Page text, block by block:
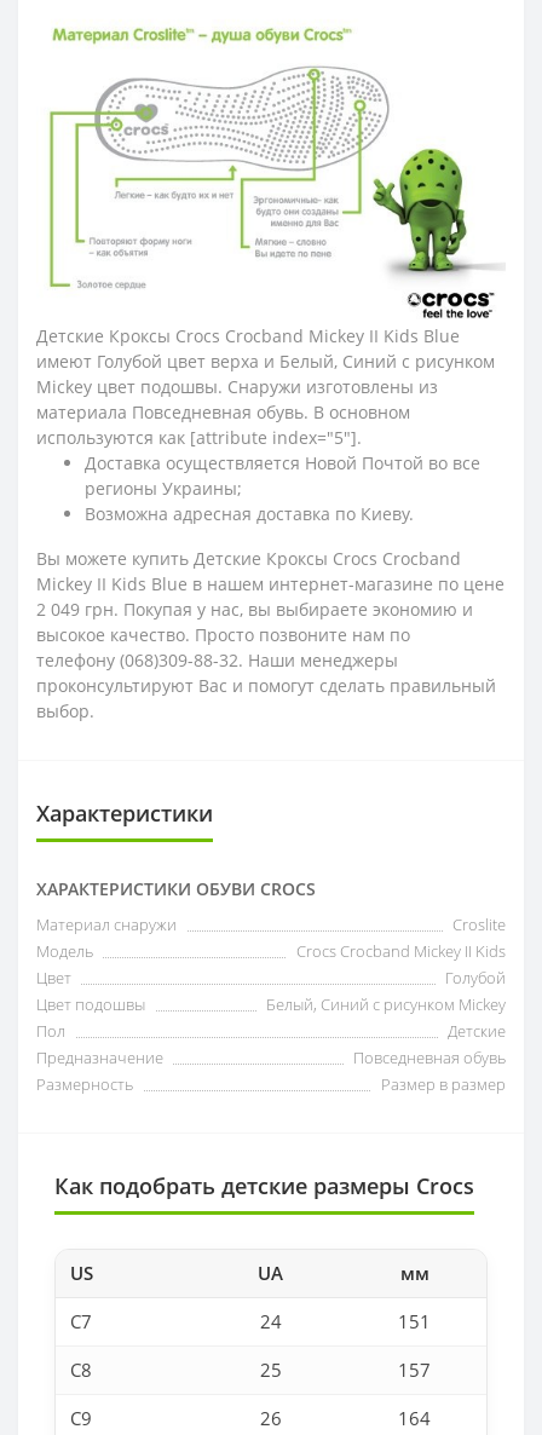
Детские Кроксы Crocs Crocband Mickey ІI Kids Blue
имеют Голубой цвет верха и Белый, Синий с рисунком
Mickey цвет подошвы. Снаружи изготовлены из
материала Повседневная обувь. В основном
используются как [attribute index="5"].
Доставка осуществляется Новой Почтой во все
регионы Украины;
Возможна адресная доставка по Киеву.
Вы можете купить Детские Кроксы Crocs Crocband
Mickey ІI Kids Blue в нашем интернет-магазине по цене
2 049 грн. Покупая у нас, вы выбираете экономию и
высокое качество. Просто позвоните нам по
телефону (068)309-88-32. Наши менеджеры
проконсультируют Вас и помогут сделать правильный
выбор.
Характеристики
ХАРАКТЕРИСТИКИ ОБУВИ CROCS
Материал снаружи
Croslite
Модель
Crocs Crocband Mickey ІI Kids
Цвет
Голубой
Цвет подошвы
Белый, Синий с рисунком Mickey
Пол
Детские
Предназначение
Повседневная обувь
Размерность
Размер в размер
Как подобрать детские размеры Crocs
US UA
мм
C7
24
151
C8
25
157
C9
26 164